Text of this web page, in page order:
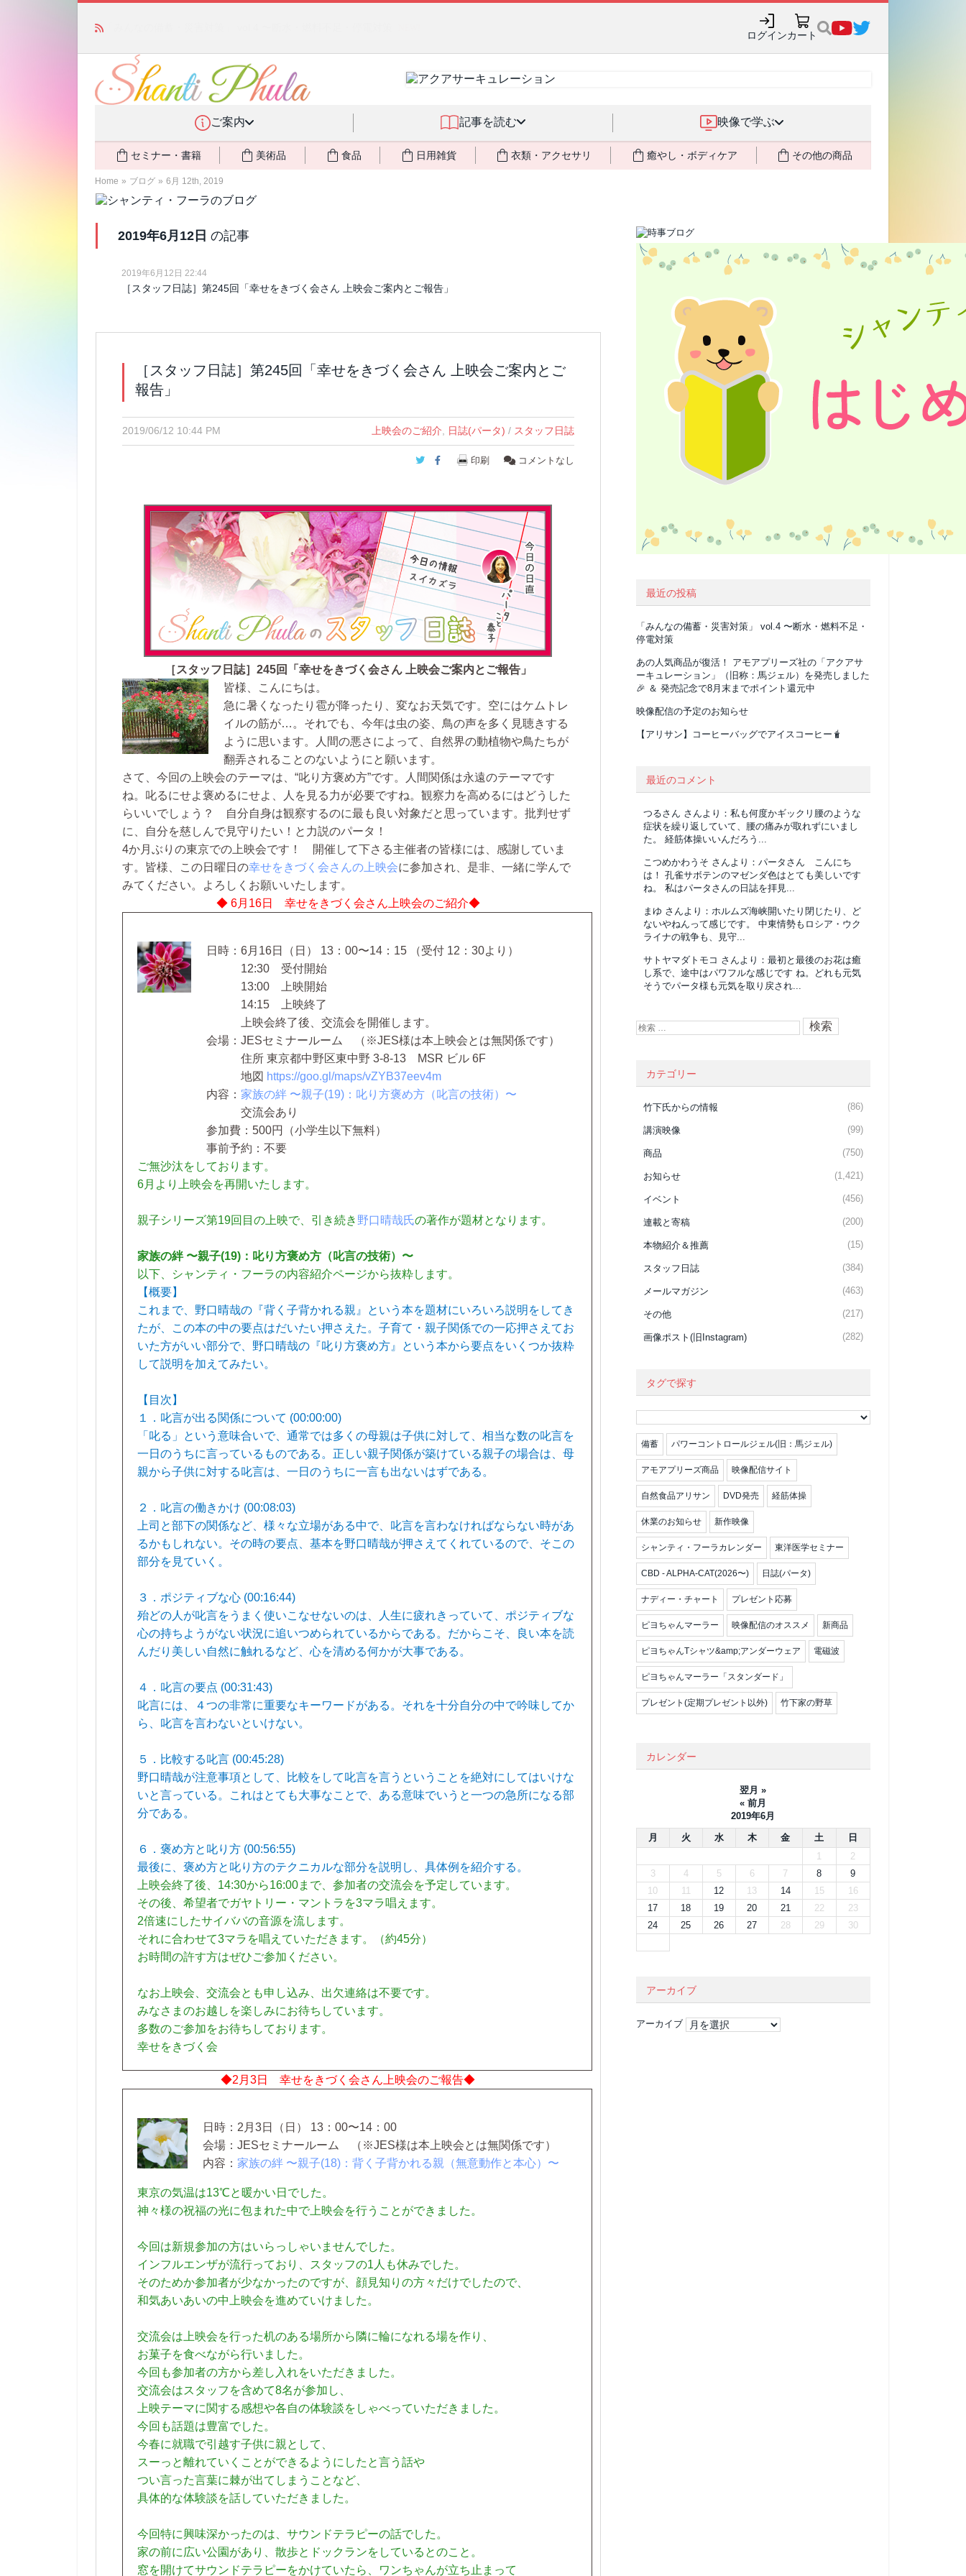
ログインカート
ご案内 記事を読む 映像で学ぶ
セミナー・書籍 美術品 食品 日用雑貨 衣類・アクセサリ 癒やし・ボディケア その他の商品
Home » ブログ » 6月 12th, 2019
2019年6月12日 の記事
2019年6月12日 22:44
［スタッフ日誌］第245回「幸せをきづく会さん 上映会ご案内とご報告」
［スタッフ日誌］第245回「幸せをきづく会さん 上映会ご案内とご
報告」
2019/06/12 10:44 PM 上映会のご紹介 日誌(パータ) / スタッフ日誌
Twitter
Facebook
印刷 コメントなし
［スタッフ日誌］245回「幸せをきづく会さん 上映会ご案内とご報告」
皆様、こんにちは。
急に暑くなったり雹が降ったり、変なお天気です。空にはケムトレ
イルの筋が…。それでも、今年は虫の姿、鳥の声を多く見聴きする
ように思います。人間の悪さによって、自然界の動植物や鳥たちが
翻弄されることのないようにと願います。
さて、今回の上映会のテーマは、“叱り方褒め方”です。人間関係は永遠のテーマです
ね。叱るにせよ褒めるにせよ、人を見る力が必要ですね。観察力を高めるにはどうした
らいいでしょう？ 自分自身は観察するのに最も良い対象だと思っています。批判せず
に、自分を慈しんで見守りたい！と力説のパータ！
4か月ぶりの東京での上映会です！ 開催して下さる主催者の皆様には、感謝していま
す。皆様、この日曜日の幸せをきづく会さんの上映会に参加され、是非、一緒に学んで
みてください。よろしくお願いいたします。
◆ 6月16日 幸せをきづく会さん上映会のご紹介◆
日時：6月16日（日） 13：00〜14：15 （受付 12：30より）
12:30 受付開始
13:00 上映開始
14:15 上映終了
上映会終了後、交流会を開催します。
会場：JESセミナールーム （※JES様は本上映会とは無関係です）
住所 東京都中野区東中野 3-8-13 MSR ビル 6F
地図 https://goo.gl/maps/vZYB37eev4m
内容： 家族の絆 〜親子(19)：叱り方褒め方（叱言の技術）〜
交流会あり
参加費：500円（小学生以下無料）
事前予約：不要
ご無沙汰をしております。
6月より上映会を再開いたします。
親子シリーズ第19回目の上映で、引き続き 野口晴哉氏の著作が題材となります。
家族の絆 〜親子(19)：叱り方褒め方（叱言の技術）〜
以下、シャンティ・フーラの内容紹介ページから抜粋します。
【概要】
これまで、野口晴哉の『背く子背かれる親』という本を題材にいろいろ説明をしてき
たが、この本の中の要点はだいたい押さえた。子育て・親子関係での一応押さえてお
いた方がいい部分で、野口晴哉の『叱り方褒め方』という本から要点をいくつか抜粋
して説明を加えてみたい。
【目次】
１．叱言が出る関係について (00:00:00)
「叱る」という意味合いで、通常では多くの母親は子供に対して、相当な数の叱言を
一日のうちに言っているものである。正しい親子関係が築けている親子の場合は、母
親から子供に対する叱言は、一日のうちに一言も出ないはずである。
２．叱言の働きかけ (00:08:03)
上司と部下の関係など、様々な立場がある中で、叱言を言わなければならない時があ
るかもしれない。その時の要点、基本を野口晴哉が押さえてくれているので、そこの
部分を見ていく。
３．ポジティブな心 (00:16:44)
殆どの人が叱言をうまく使いこなせないのは、人生に疲れきっていて、ポジティブな
心の持ちようがない状況に追いつめられているからである。だからこそ、良い本を読
んだり美しい自然に触れるなど、心を清める何かが大事である。
４．叱言の要点 (00:31:43)
叱言には、４つの非常に重要なキーワードがある。それを十分自分の中で吟味してか
ら、叱言を言わないといけない。
５．比較する叱言 (00:45:28)
野口晴哉が注意事項として、比較をして叱言を言うということを絶対にしてはいけな
いと言っている。これはとても大事なことで、ある意味でいうと一つの急所になる部
分である。
６．褒め方と叱り方 (00:56:55)
最後に、褒め方と叱り方のテクニカルな部分を説明し、具体例を紹介する。
上映会終了後、14:30から16:00まで、参加者の交流会を予定しています。
その後、希望者でガヤトリー・マントラを3マラ唱えます。
2倍速にしたサイババの音源を流します。
それに合わせて3マラを唱えていただきます。（約45分）
お時間の許す方はぜひご参加ください。
なお上映会、交流会とも申し込み、出欠連絡は不要です。
みなさまのお越しを楽しみにお待ちしています。
多数のご参加をお待ちしております。
幸せをきづく会
◆2月3日 幸せをきづく会さん上映会のご報告◆
日時：2月3日（日） 13：00〜14：00
会場：JESセミナールーム
（※JES様は本上映会とは無関係です）
内容： 家族の絆 〜親子(18)：背く子背かれる親（無意動作と本心）〜
東京の気温は13℃と暖かい日でした。
神々様の祝福の光に包まれた中で上映会を行うことができました。
今回は新規参加の方はいらっしゃいませんでした。
インフルエンザが流行っており、スタッフの1人も休みでした。
そのためか参加者が少なかったのですが、顔見知りの方々だけでしたので、
和気あいあいの中上映会を進めていけました。
交流会は上映会を行った机のある場所から隣に輪になれる場を作り、
お菓子を食べながら行いました。
今回も参加者の方から差し入れをいただきました。
交流会はスタッフを含めて8名が参加し、
上映テーマに関する感想や各自の体験談をしゃべっていただきました。
今回も話題は豊富でした。
今春に就職で引越す子供に親として、
スーっと離れていくことができるようにしたと言う話や
つい言った言葉に棘が出てしまうことなど、
具体的な体験談を話していただきました。
今回特に興味深かったのは、サウンドテラピーの話でした。
家の前に広い公園があり、散歩とドックランをしているとのこと。
窓を開けてサウンドテラピーをかけていたら、ワンちゃんが立ち止まって
最近の投稿
「みんなの備蓄・災害対策」 vol.4 〜断水・燃料不足・
停電対策
あの人気商品が復活！ アモアプリーズ社の「アクアサ
ーキュレーション」（旧称：馬ジェル）を発売しました
🎉 ＆ 発売記念で8月末までポイント還元中
映像配信の予定のお知らせ
【アリサン】コーヒーバッグでアイスコーヒー🧋
最近のコメント
つるさん さんより： 私も何度かギックリ腰のような
症状を繰り返していて、腰の痛みが取れずにいまし
た。 経筋体操いいんだろう...
こつめかわうそ さんより： パータさん こんにち
は！ 孔雀サボテンのマゼンダ色はとても美しいです
ね。 私はパータさんの日誌を拝見...
まゆ さんより： ホルムズ海峡開いたり閉じたり、ど
ないやねんって感じです。 中東情勢もロシア・ウク
ライナの戦争も、見守...
サトヤマダトモコ さんより： 最初と最後のお花は癒
し系で、途中はパワフルな感じです ね。どれも元気
そうでパータ様も元気を取り戻され...
カテゴリー
竹下氏からの情報 (86)
講演映像 (99)
商品 (750)
お知らせ (1,421)
イベント (456)
連載と寄稿 (200)
本物紹介＆推薦 (15)
スタッフ日誌 (384)
メールマガジン (463)
その他 (217)
画像ポスト(旧Instagram) (282)
タグで探す
備蓄 パワーコントロールジェル(旧：馬ジェル)
アモアプリーズ商品 映像配信サイト
自然食品アリサン DVD発売 経筋体操
休業のお知らせ 新作映像
シャンティ・フーラカレンダー 東洋医学セミナー
CBD - ALPHA-CAT(2026〜) 日誌(パータ)
ナディー・チャート プレゼント応募
ピヨちゃんマーラー 映像配信のオススメ 新商品
ピヨちゃんTシャツ&amp;アンダーウェア 電磁波
ピヨちゃんマーラー「スタンダード」
プレゼント(定期プレゼント以外) 竹下家の野草
カレンダー
翌月 »
« 前月
2019年6月
月
火 水 木 金 土
日
1
2
3
4 5 6 7 8
9
10
11 12 13 14 15
16
17
18 19 20 21 22
23
24
25 26 27 28 29 30
アーカイブ
アーカイブ